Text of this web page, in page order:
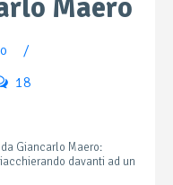
Maero
/
18
Giancarlo Maero:
davanti ad un